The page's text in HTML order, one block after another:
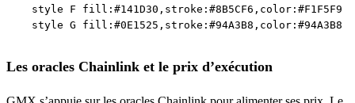
    style F fill:#141D30,stroke:#8B5CF6,color:#F1F5F9
Les oracles Chainlink et le prix d’exécution